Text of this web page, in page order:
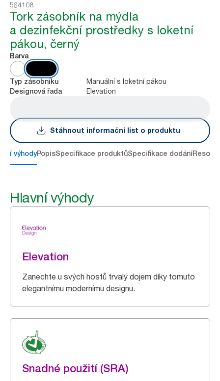
564108
Tork zásobník na mýdla
a dezinfekční prostředky s loketní
pákou, černý
Barva
Typ zásobníku Manuální s loketní pákou
Designová řada Elevation
Stáhnout informační list o produktu
výhodyPopisSpecifikace produktůSpecifikace dodání
Hlavní výhody
Elevation
Zanechte u svých hostů trvalý dojem díky tomuto
elegantnímu modernímu designu.
Snadné použití (SRA)